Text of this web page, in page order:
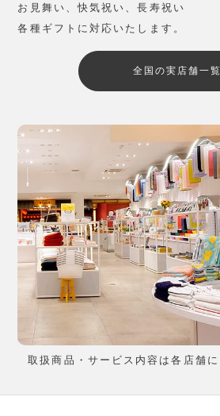
お見舞い、快気祝い、長寿祝い
各種ギフトに対応いたします。
全国の実店舗一覧
取扱商品・サービス内容は各店舗に